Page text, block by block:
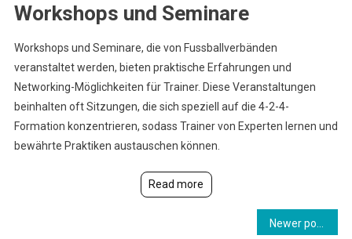
Workshops und Seminare
Workshops und Seminare, die von Fussballverbänden
veranstaltet werden, bieten praktische Erfahrungen und
Networking-Möglichkeiten für Trainer. Diese Veranstaltungen
beinhalten oft Sitzungen, die sich speziell auf die 4-2-4-
Formation konzentrieren, sodass Trainer von Experten lernen und
bewährte Praktiken austauschen können.
Read more